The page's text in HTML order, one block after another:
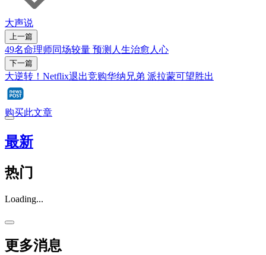
大声说
上一篇
49名命理师同场较量 预测人生治愈人心
下一篇
大逆转！Netflix退出竞购华纳兄弟 派拉蒙可望胜出
购买此文章
最新
热门
Loading...
更多消息